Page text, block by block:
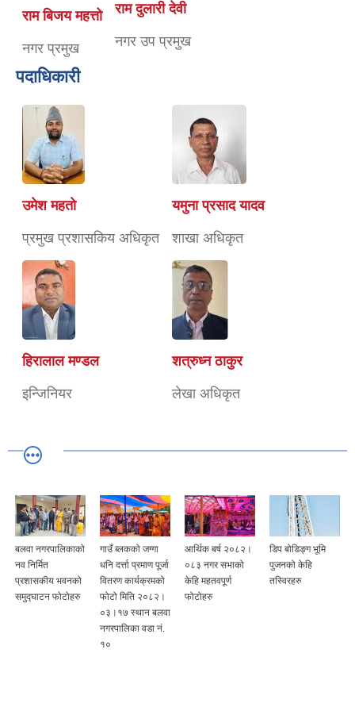
राम बिजय महत्तो
नगर प्रमुख
राम दुलारी देवी
नगर उप प्रमुख
पदाधिकारी
उमेश महतो
प्रमुख प्रशासकिय अधिकृत
यमुना प्रसाद यादव
शाखा अधिकृत
हिरालाल मण्डल
इन्जिनियर
शत्रुध्न ठाकुर
लेखा अधिकृत
बलवा नगरपालिकाको
नव निर्मित
प्रशासकीय भवनको
समुद्घाटन फोटोहरु
गाउँ ब्लकको जग्गा
धनि दर्त्ता प्रमाण पूर्जा
वितरण कार्यक्रमको
फोटो मिति २०८२।
०३।१७ स्थान बलवा
नगरपालिका वडा नं.
१०
आर्थिक बर्ष २०८२।
०८३ नगर सभाको
केहि महतवपूर्ण
फोटोहरु
डिप बोडिङ्ग भूमि
पुजनको केहि
तस्विरहरु